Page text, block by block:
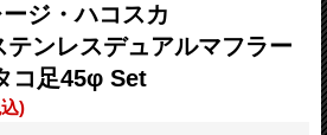
ジ・ハコスカ
ンレスデュアルマフラー
コ足45φ Set
)